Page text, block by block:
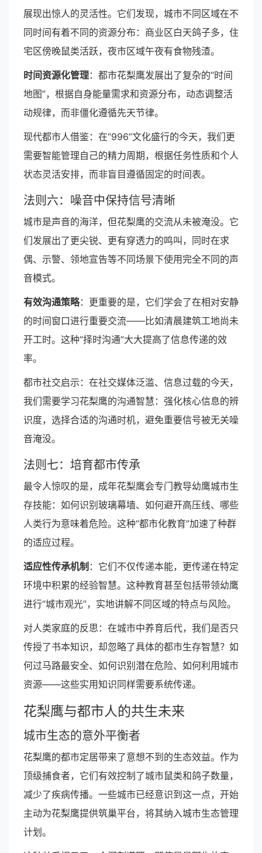
展现出惊人的灵活性。它们发现，城市不同区域在不
同时间有着不同的资源分布：商业区白天鸽子多，住
宅区傍晚鼠类活跃，夜市区域午夜有食物残渣。
时间资源化管理：都市花梨鹰发展出了复杂的“时间
地图”，根据自身能量需求和资源分布，动态调整活
动规律，而非僵化遵循先天节律。
现代都市人借鉴：在“996”文化盛行的今天，我们更
需要智能管理自己的精力周期，根据任务性质和个人
状态灵活安排，而非盲目遵循固定的时间表。
法则六：噪音中保持信号清晰
城市是声音的海洋，但花梨鹰的交流从未被淹没。它
们发展出了更尖锐、更有穿透力的鸣叫，同时在求
偶、示警、领地宣告等不同场景下使用完全不同的声
音模式。
有效沟通策略：更重要的是，它们学会了在相对安静
的时间窗口进行重要交流——比如清晨建筑工地尚未
开工时。这种“择时沟通”大大提高了信息传递的效
率。
都市社交启示：在社交媒体泛滥、信息过载的今天，
我们需要学习花梨鹰的沟通智慧：强化核心信息的辨
识度，选择合适的沟通时机，避免重要信号被无关噪
音淹没。
法则七：培育都市传承
最令人惊叹的是，成年花梨鹰会专门教导幼鹰城市生
存技能：如何识别玻璃幕墙、如何避开高压线、哪些
人类行为意味着危险。这种“都市化教育”加速了种群
的适应过程。
适应性传承机制 ：它们不仅传递本能，更传递在特定
环境中积累的经验智慧。这种教育甚至包括带领幼鹰
进行“城市观光”，实地讲解不同区域的特点与风险。
对人类家庭的反思：在城市中养育后代，我们是否只
传授了书本知识，却忽略了具体的都市生存智慧？如
何过马路最安全、如何识别潜在危险、如何利用城市
资源——这些实用知识同样需要系统传递。
花梨鹰与都市人的共生未来
城市生态的意外平衡者
花梨鹰的都市定居带来了意想不到的生态效益。作为
顶级捕食者，它们有效控制了城市鼠类和鸽子数量，
减少了疾病传播。一些城市已经意识到这一点，开始
主动为花梨鹰提供筑巢平台，将其纳入城市生态管理
计划。